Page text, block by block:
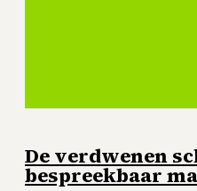
De verdwenen
bespreekbaar